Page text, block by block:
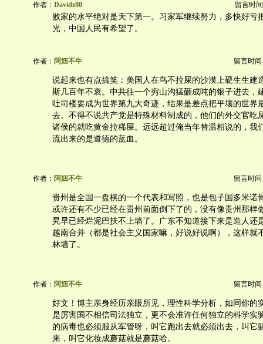
作者： Davidz80 留言时
败家的水平绝对是天下第一。习家军继续努力，多快好亏
光，中国人民有希望了。
作者： 阿妞不牛 留言时间
说起来也有点搞笑：美国人在鸟不拉屎的沙漠上硬生生建
斯几百年不衰。中共往一个穷山沟猛砸成吨的银子进去，
吐司楼要成为世界第九大奇迹，结果是差点把平壤的世界
去。不得不说共产党是特殊材料制成的，他们的外交官吃
诸侯的就吃黄金拉稀屎。远远超过俺当年替温相说的，我
流出来的是道德的蓝血。
作者： 阿妞不牛 留言时间
贵州是全国一盘棋的一个代表和写照，也是包子国多米诺
或许还有不少已经在贵州前面倒下了的，没有像贵州那样
旯早已经烂泥巴扶不上墙了。广东不知道接下来是造人还
越南合并（都是社会主义国家嘛，好说好说啊），这样就
林墙了。
作者： 阿妞不牛 留言时间
好文！博主亲身经历亲眼所见，理性科学分析，如同你的
是厉害国不相信司法独立，更不会准许任何独立的科学实
的病毒也必须服从军管呀，叫它跑出去就必须出去，叫它
来，叫它化妆成蘑菇就是蘑菇哈。